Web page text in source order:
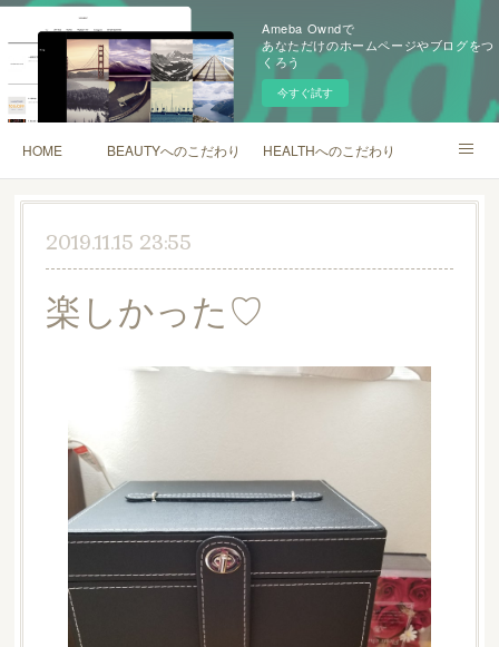
Ameba Owndで
あなただけのホームページやブログをつ
くろう
今すぐ試す
HOME BEAUTYへのこだわり HEALTHへのこだわり
SHOP
2019.11.15 23:55
楽しかった♡